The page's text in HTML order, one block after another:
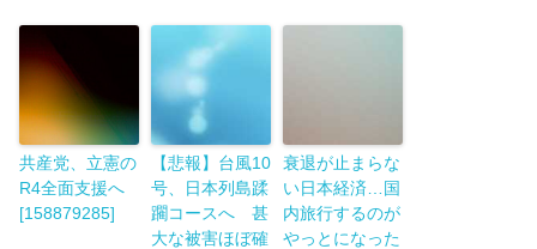
共産党、立憲の
R4全面支援へ
[158879285]
【悲報】台風10
号、日本列島蹂
躙コースへ 甚
大な被害ほぼ確
衰退が止まらな
い日本経済…国
内旅行するのが
やっとになった